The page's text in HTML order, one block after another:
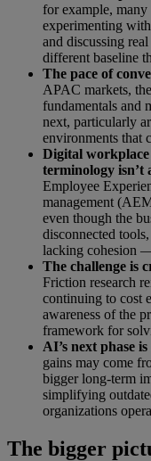
for example,
experimenting
and discussing
different baseline
The pace of
APAC markets,
fundamentals and
next, particularly
environments that
Digital workplace
terminology isn’t
Employee
management
even though the
disconnected
lacking cohesion
The challenge is
Friction research
continuing to cost
awareness of the
framework for
AI’s next phase
gains may come
bigger long-term
simplifying
organizations
The bigger